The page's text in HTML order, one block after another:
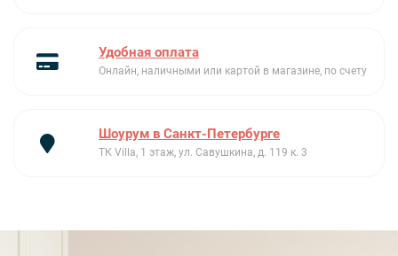
Удобная оплата
Онлайн, наличными или картой в магазине, по счету
Шоурум в Санкт-Петербурге
ТК Villa, 1 этаж, ул. Савушкина, д. 119 к. 3